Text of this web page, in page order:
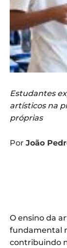
Estudantes
artísticos na
próprias
Por João
O ensino da
fundamental
contribuindo